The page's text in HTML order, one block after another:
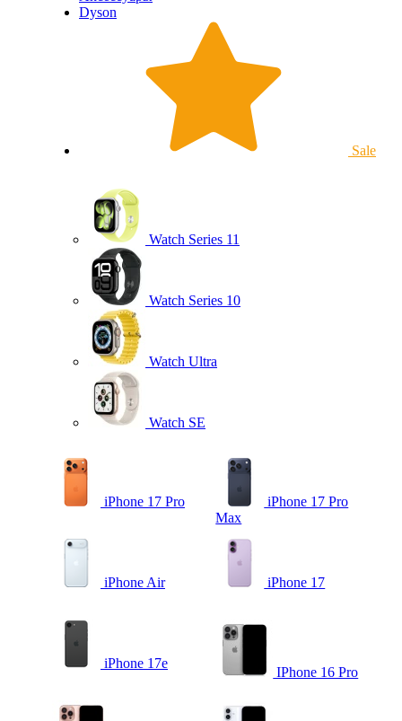
Dyson
Sale
Watch Series 11
Watch Series 10
Watch Ultra
Watch SE
iPhone 17 Pro
iPhone 17 Pro
Max
iPhone Air iPhone 17
iPhone 17e
IPhone 16 Pro